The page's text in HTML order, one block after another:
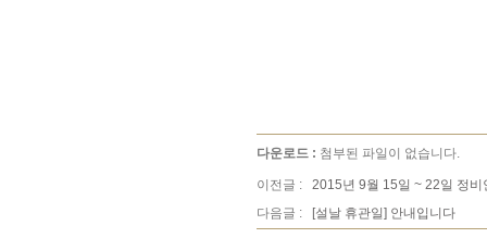
다운로드 : 첨부된 파일이 없습니다.
이전글 : 2015년 9월 15일 ~ 22일 정비
다음글 :
[설날 휴관일] 안내입니다